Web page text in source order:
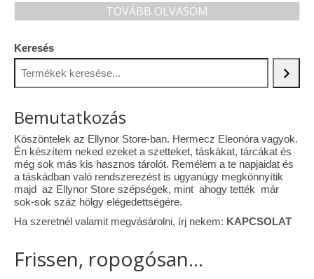
Vásárok, ahol velem is találkozhattál…
A termékek tisztítása
Ellynor története
Adatkezelési tájékoztató
Általános Szerződési Feltételek
TOVÁBB OLVASOM
Keresés
Bemutatkozás
Köszöntelek az Ellynor Store-ban. Hermecz Eleonóra vagyok.
Én készítem neked ezeket a szetteket, táskákat, tárcákat és
még sok más kis hasznos tárolót. Remélem a te napjaidat és
a táskádban való rendszerezést is ugyanúgy megkönnyítik
majd az Ellynor Store szépségek, mint ahogy tették már
sok-sok száz hölgy elégedettségére.
Ha szeretnél valamit megvásárolni, írj nekem: KAPCSOLAT
Frissen, ropogósan...